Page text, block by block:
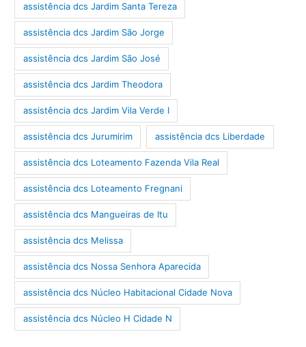
assistência dcs Jardim Santa Tereza
assistência dcs Jardim São Jorge
assistência dcs Jardim São José
assistência dcs Jardim Theodora
assistência dcs Jardim Vila Verde I
assistência dcs Jurumirim assistência dcs Liberdade
assistência dcs Loteamento Fazenda Vila Real
assistência dcs Loteamento Fregnani
assistência dcs Mangueiras de Itu
assistência dcs Melissa
assistência dcs Nossa Senhora Aparecida
assistência dcs Núcleo Habitacional Cidade Nova
assistência dcs Núcleo H Cidade N